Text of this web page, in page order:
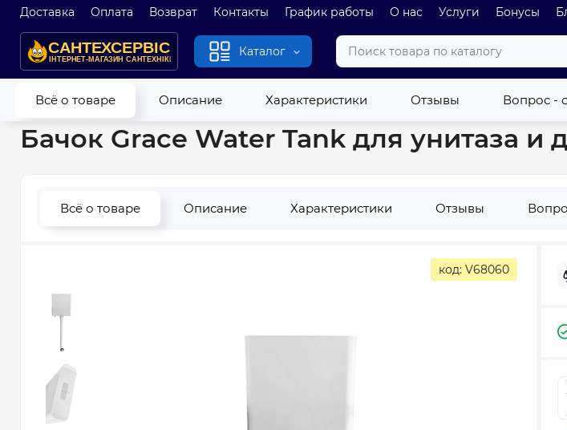
Доставка Оплата Возврат Контакты График работы О нас Услуги Бонусы
Каталог
Всё о товаре Описание Характеристики Отзывы Вопрос -
Главная Унитазы Комплектующие для унитазов Бачки для унитазов Бачок Grace Water
Бачок Grace Water Tank для унитаза и
Всё о товаре Описание Характеристики Отзывы
код: V68060